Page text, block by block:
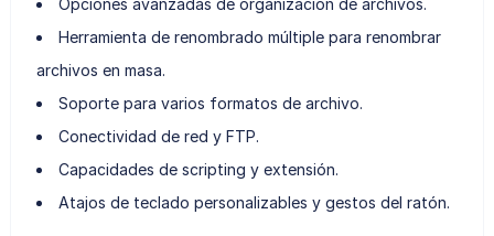
Herramienta de renombrado múltiple para renombrar
archivos en masa.
Soporte para varios formatos de archivo.
Conectividad de red y FTP.
Capacidades de scripting y extensión.
Atajos de teclado personalizables y gestos del ratón.